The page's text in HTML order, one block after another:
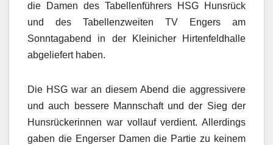
die Damen des Tabellenführers HSG Hunsrück
und des Tabellenzweiten TV Engers am
Sonntagabend in der Kleinicher Hirtenfeldhalle
abgeliefert haben.
Die HSG war an diesem Abend die aggressivere
und auch bessere Mannschaft und der Sieg der
Hunsrückerinnen war vollauf verdient. Allerdings
gaben die Engerser Damen die Partie zu keinem